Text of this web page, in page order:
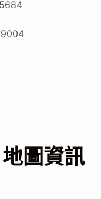
圖資訊